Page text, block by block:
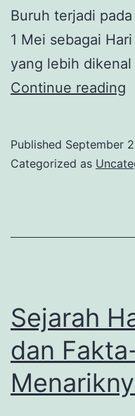
Buruh terjadi
1 Mei sebagai
yang lebih
Continue reading
Published September
Categorized as
Sejarah
dan